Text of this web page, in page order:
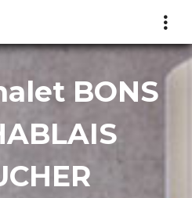
BONS